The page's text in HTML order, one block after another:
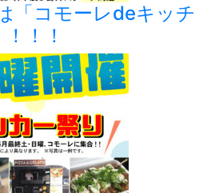
「コモーレdeキッチ
！！